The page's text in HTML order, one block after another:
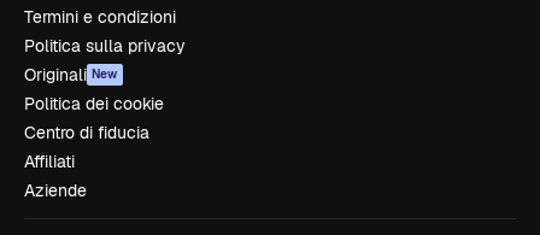
Termini e condizioni
Politica sulla privacy
Originali New
Politica dei cookie
Centro di fiducia
Affiliati
Aziende